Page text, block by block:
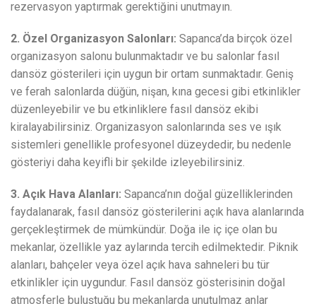
rezervasyon yaptırmak gerektiğini unutmayın.
2. Özel Organizasyon Salonları: Sapanca’da birçok özel
organizasyon salonu bulunmaktadır ve bu salonlar fasıl
dansöz gösterileri için uygun bir ortam sunmaktadır. Geniş
ve ferah salonlarda düğün, nişan, kına gecesi gibi etkinlikler
düzenleyebilir ve bu etkinliklere fasıl dansöz ekibi
kiralayabilirsiniz. Organizasyon salonlarında ses ve ışık
sistemleri genellikle profesyonel düzeydedir, bu nedenle
gösteriyi daha keyifli bir şekilde izleyebilirsiniz.
3. Açık Hava Alanları: Sapanca’nın doğal güzelliklerinden
faydalanarak, fasıl dansöz gösterilerini açık hava alanlarında
gerçekleştirmek de mümkündür. Doğa ile iç içe olan bu
mekanlar, özellikle yaz aylarında tercih edilmektedir. Piknik
alanları, bahçeler veya özel açık hava sahneleri bu tür
etkinlikler için uygundur. Fasıl dansöz gösterisinin doğal
atmosferle buluştuğu bu mekanlarda unutulmaz anlar